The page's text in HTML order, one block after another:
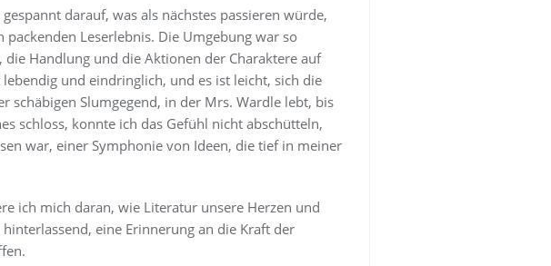
darauf, was als nächstes passieren würde,
Leserlebnis. Die Umgebung war so
Handlung und die Aktionen der Charaktere auf
und eindringlich, und es ist leicht, sich die
schäbigen Slumgegend, in der Mrs. Wardle lebt, bis
schloss, konnte ich das Gefühl nicht abschütteln,
war, einer Symphonie von Ideen, die tief in meiner
ich mich daran, wie Literatur unsere Herzen und
eine Erinnerung an die Kraft der